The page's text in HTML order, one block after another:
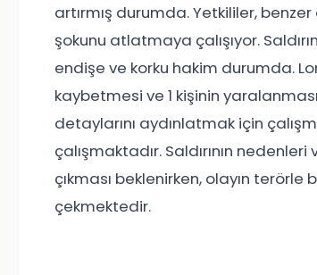
artırmış durumda. Yetkililer,
şokunu atlatmaya çalışıyor.
endişe ve korku hakim durumda.
kaybetmesi ve 1 kişinin
detaylarını aydınlatmak için
çalışmaktadır. Saldırının
çıkması beklenirken, olayın
çekmektedir.